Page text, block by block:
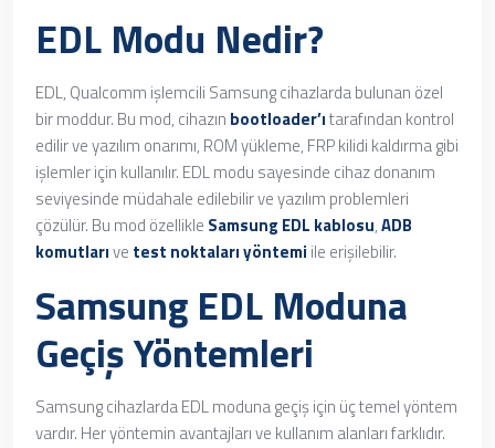
EDL Modu Nedir?
EDL, Qualcomm işlemcili Samsung cihazlarda bulunan özel
bir moddur. Bu mod, cihazın bootloader’ıtarafından kontrol
edilir ve yazılım onarımı, ROM yükleme, FRP kilidi kaldırma gibi
işlemler için kullanılır. EDL modu sayesinde cihaz donanım
seviyesinde müdahale edilebilir ve yazılım problemleri
çözülür. Bu mod özellikle Samsung EDL kablosu,ADB
komutlarıve test noktaları yöntemi ile erişilebilir.
Samsung EDL Moduna
Geçiş Yöntemleri
Samsung cihazlarda EDL moduna geçiş için üç temel yöntem
vardır. Her yöntemin avantajları ve kullanım alanları farklıdır.